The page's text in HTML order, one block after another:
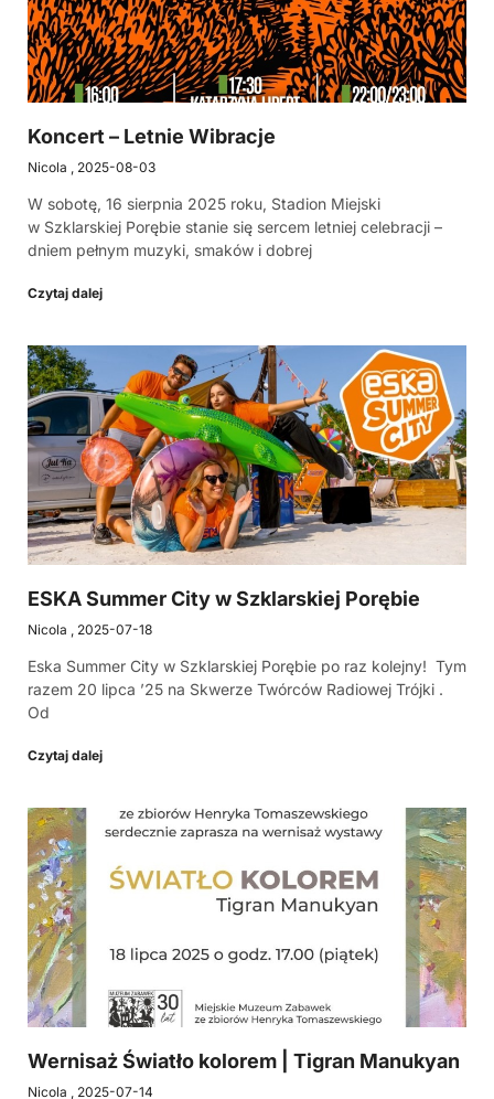
Koncert – Letnie Wibracje
Nicola 2025-08-03
W sobotę, 16 sierpnia 2025 roku, Stadion Miejski
w Szklarskiej Porębie stanie się sercem letniej celebracji –
dniem pełnym muzyki, smaków i dobrej
Czytaj dalej
ESKA Summer City w Szklarskiej Porębie
Nicola 2025-07-18
Eska Summer City w Szklarskiej Porębie po raz kolejny! Tym
razem 20 lipca ’25 na Skwerze Twórców Radiowej Trójki .
Od
Czytaj dalej
Wernisaż Światło kolorem | Tigran Manukyan
Nicola 2025-07-14